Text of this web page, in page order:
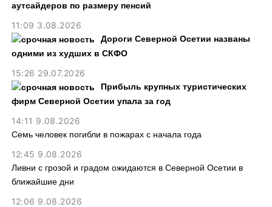
аутсайдеров по размеру пенсий
11:09 3.08.2026
Дороги Северной Осетии названы
одними из худших в СКФО
15:26 29.07.2026
Прибыль крупных туристических
фирм Северной Осетии упала за год
14:11 9.08.2026
Семь человек погибли в пожарах с начала года
12:45 9.08.2026
Ливни с грозой и градом ожидаются в Северной Осетии в
ближайшие дни
12:06 9.08.2026